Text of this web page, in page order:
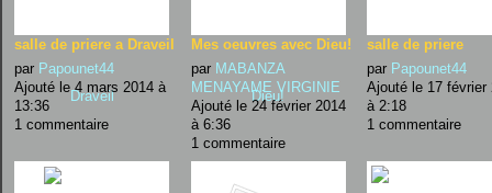
salle de priere a Draveil
par Papounet44
Ajouté le 4 mars 2014 à
13:36
1 commentaire
Mes oeuvres avec Dieu!
par MABANZA
MENAYAME VIRGINIE
Ajouté le 24 février 2014
à 6:36
1 commentaire
salle de priere
par Papounet44
Ajouté le 17 février
à 2:18
1 commentaire